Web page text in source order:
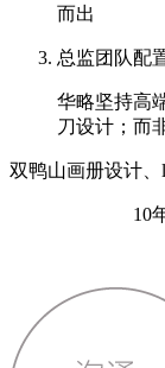
而出
总监团队配
华略坚持高
刀设计；而
双鸭山画册设计
10